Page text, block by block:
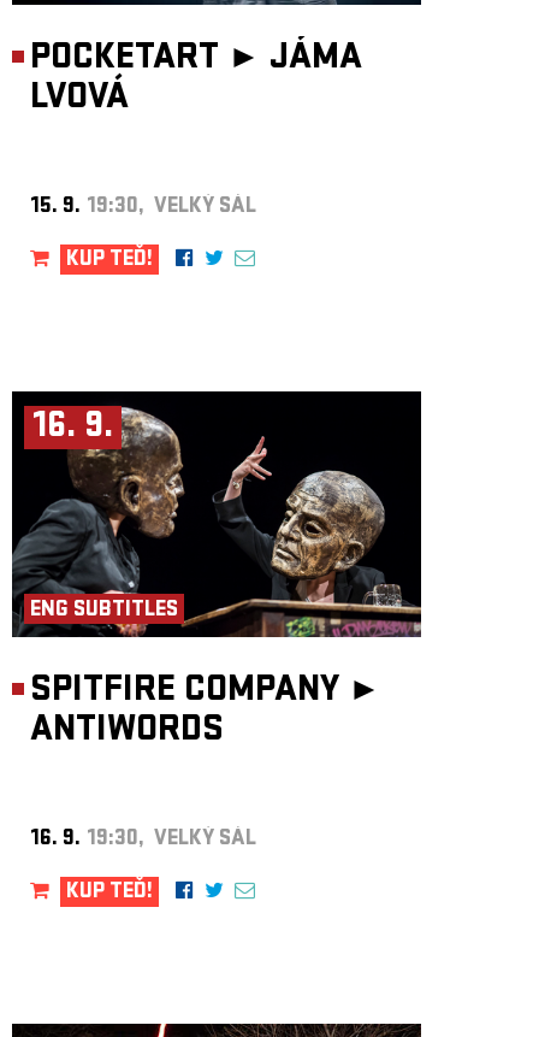
POCKETART ► JÁMA
LVOVÁ
15. 9. 19:30, VELKÝ SÁL
KUP TEĎ!
16. 9.
ENG SUBTITLES
SPITFIRE COMPANY ►
ANTIWORDS
16. 9. 19:30, VELKÝ SÁL
KUP TEĎ!